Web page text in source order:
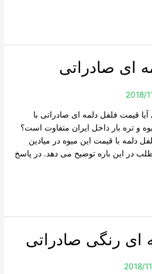
ای صادراتی
2018/
قیمت فلفل دلمه ای صادراتی با
و تره بار داخل ایران متفاوت است؟
دلمه با قیمت این میوه در میادین
در این باره توضیح می دهد. در پاسخ
ای رنگی صادراتی
2018/